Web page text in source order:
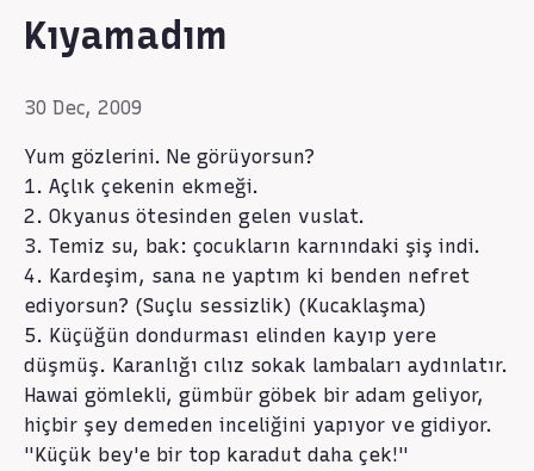
Kıyamadım
30 Dec, 2009
Yum gözlerini. Ne görüyorsun?
1. Açlık çekenin ekmeği.
2. Okyanus ötesinden gelen vuslat.
3. Temiz su, bak: çocukların karnındaki şiş indi.
4. Kardeşim, sana ne yaptım ki benden nefret
ediyorsun? (Suçlu sessizlik) (Kucaklaşma)
5. Küçüğün dondurması elinden kayıp yere
düşmüş. Karanlığı cılız sokak lambaları aydınlatır.
Hawai gömlekli, gümbür göbek bir adam geliyor,
hiçbir şey demeden inceliğini yapıyor ve gidiyor.
"Küçük bey'e bir top karadut daha çek!"